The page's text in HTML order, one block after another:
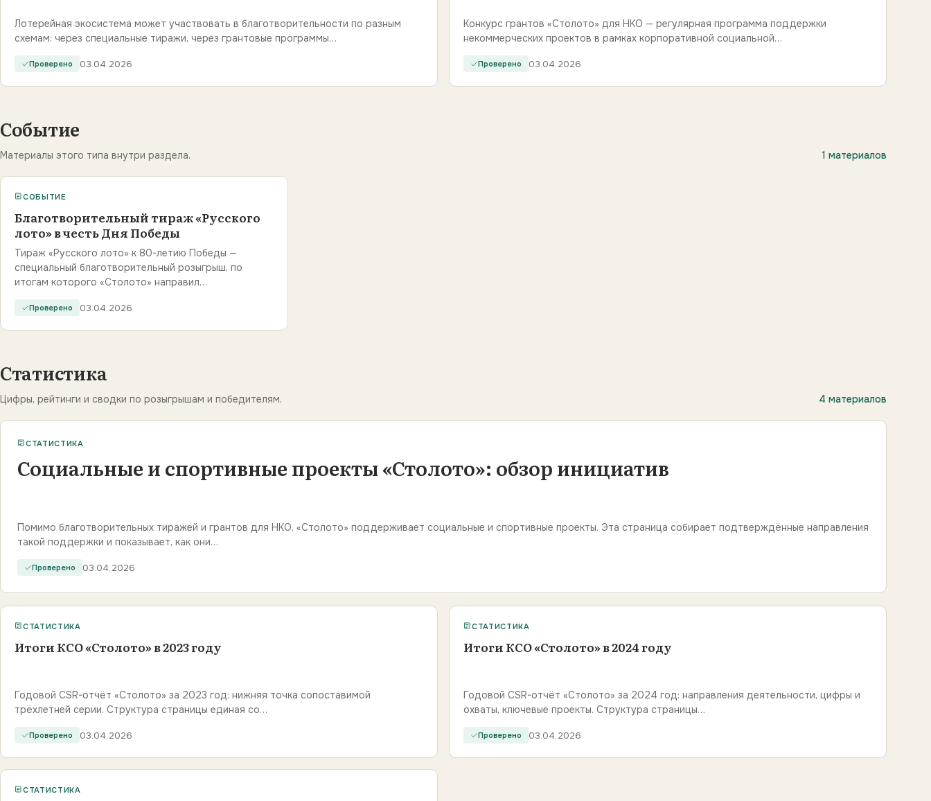
Лотерейная экосистема может участвовать в благотворительности по разным
схемам: через специальные тиражи, через грантовые программы…
Проверено 03.04.2026
Конкурс грантов «Столото» для НКО — регулярная программа поддержки
некоммерческих проектов в рамках корпоративной социальной…
Проверено 03.04.2026
Событие
Материалы этого типа внутри раздела. 1 материалов
СОБЫТИЕ
Благотворительный тираж «Русского
лото» в честь Дня Победы
Тираж «Русского лото» к 80-летию Победы —
специальный благотворительный розыгрыш, по
итогам которого «Столото» направил…
Проверено 03.04.2026
Статистика
Цифры, рейтинги и сводки по розыгрышам и победителям. 4 материалов
СТАТИСТИКА
Социальные и спортивные проекты «Столото»: обзор инициатив
Помимо благотворительных тиражей и грантов для НКО, «Столото» поддерживает социальные и спортивные проекты. Эта страница собирает подтверждённые направления
такой поддержки и показывает, как они…
Проверено 03.04.2026
СТАТИСТИКА
Итоги КСО «Столото» в 2023 году
Годовой CSR-отчёт «Столото» за 2023 год: нижняя точка сопоставимой
трёхлетней серии. Структура страницы единая со…
Проверено 03.04.2026
СТАТИСТИКА
Итоги КСО «Столото» в 2024 году
Годовой CSR-отчёт «Столото» за 2024 год: направления деятельности, цифры и
охваты, ключевые проекты. Структура страницы…
Проверено 03.04.2026
СТАТИСТИКА